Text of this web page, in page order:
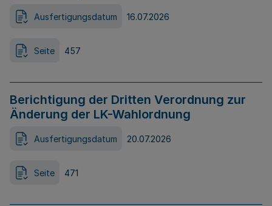
Ausfertigungsdatum 16.07.2026
Seite 457
Berichtigung der Dritten Verordnung zur
Änderung der LK-Wahlordnung
Ausfertigungsdatum 20.07.2026
Seite 471